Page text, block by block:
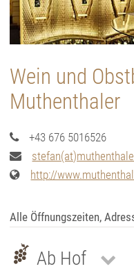
Wein und
Muthenthaler
+43 676 5016526
http://
Alle Öffnungszeiten,
Ab Hof